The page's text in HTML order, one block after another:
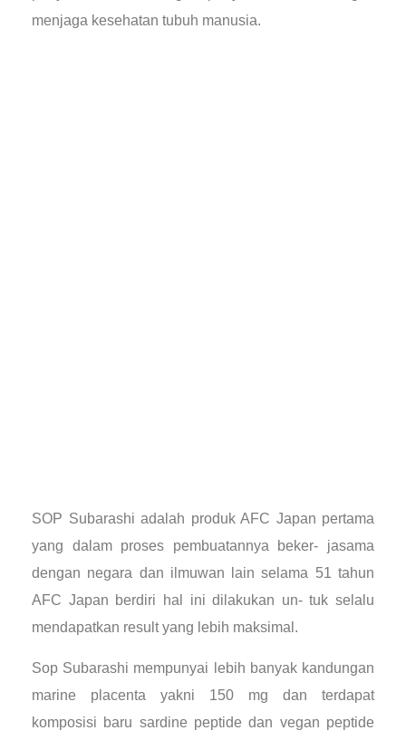
menjaga kesehatan tubuh manusia.
SOP Subarashi adalah produk AFC Japan pertama
yang dalam proses pembuatannya beker- jasama
dengan negara dan ilmuwan lain selama 51 tahun
AFC Japan berdiri hal ini dilakukan un- tuk selalu
mendapatkan result yang lebih maksimal.
Sop Subarashi mempunyai lebih banyak kandungan
marine placenta yakni 150 mg dan terdapat
komposisi baru sardine peptide dan vegan peptide